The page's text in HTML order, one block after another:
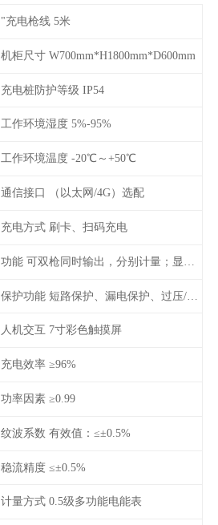
"充电枪线 5米
机柜尺寸 W700mm*H1800mm*D600mm
充电桩防护等级 IP54
工作环境湿度 5%-95%
工作环境温度 -20℃～+50℃
通信接口 （以太网/4G）选配
充电方式 刷卡、扫码充电
保护功能 短路保护、漏电保护、过压/欠压保护、过流保护、过温保护、蓄电池反接保护、过充保护
人机交互 7寸彩色触摸屏
充电效率 ≥96%
功率因素 ≥0.99
纹波系数 有效值：≤±0.5%
稳流精度 ≤±0.5%
计量方式 0.5级多功能电能表